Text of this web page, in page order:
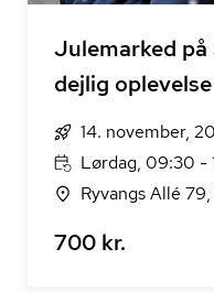
Julemarked på
dejlig
14. november,
Lørdag, 09:30 -
Ryvangs Allé
700 kr.